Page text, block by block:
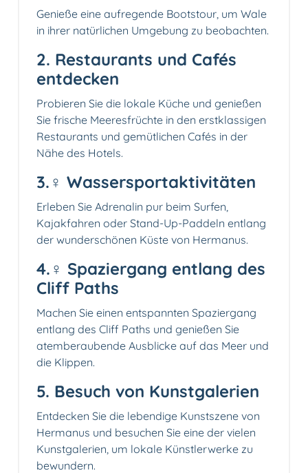
Genieße eine aufregende Bootstour, um Wale
in ihrer natürlichen Umgebung zu beobachten.
2. Restaurants und Cafés
entdecken
Probieren Sie die lokale Küche und genießen
Sie frische Meeresfrüchte in den erstklassigen
Restaurants und gemütlichen Cafés in der
Nähe des Hotels.
3.‍♀️ Wassersportaktivitäten
Erleben Sie Adrenalin pur beim Surfen,
Kajakfahren oder Stand-Up-Paddeln entlang
der wunderschönen Küste von Hermanus.
4.‍♀️ Spaziergang entlang des
Cliff Paths
Machen Sie einen entspannten Spaziergang
entlang des Cliff Paths und genießen Sie
atemberaubende Ausblicke auf das Meer und
die Klippen.
5. Besuch von Kunstgalerien
Entdecken Sie die lebendige Kunstszene von
Hermanus und besuchen Sie eine der vielen
Kunstgalerien, um lokale Künstlerwerke zu
bewundern.